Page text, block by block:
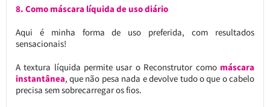
8. Como máscara líquida de uso diário
Aqui é minha forma de uso preferida, com resultados
sensacionais!
A textura líquida permite usar o Reconstrutor como máscara
instantânea, que não pesa nada e devolve tudo o que o cabelo
precisa sem sobrecarregar os fios.